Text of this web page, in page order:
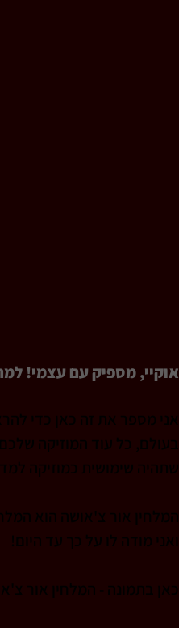
אוקיי, מספיק עם עצמי!
אני מספר את זה כאן כדי
בעולם, כל עוד המוזיקה
שתהיה שימושית כמוזיקה
המלחין אור צ'אושה הוא
ואני מודה לו על כך עד היום!
כאן בתמונה - המלחין אור